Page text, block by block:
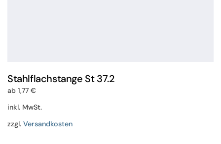
Stahlflachstange St 37.2
ab 1,77 €
inkl. MwSt.
zzgl. Versandkosten